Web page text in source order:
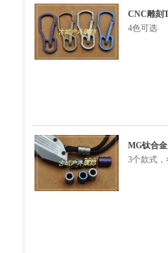
CNC雕刻
4色可选
MG钛合
3个款式